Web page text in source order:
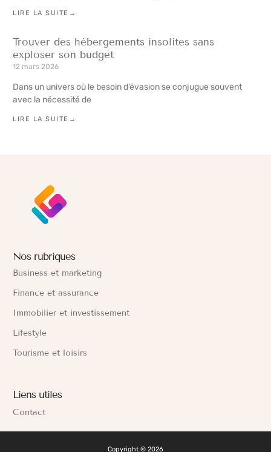
LIRE LA SUITE→
Trouver des hébergements insolites sans
exploser son budget
12 mars 2026
Dans un univers où le besoin d’évasion se conjugue souvent
avec la nécessité de
LIRE LA SUITE→
Nos rubriques
Business et marketing
Finance et assurance
Immobilier et investissement
Lifestyle
Tourisme et loisirs
Liens utiles
Contact
Copyright © 2026